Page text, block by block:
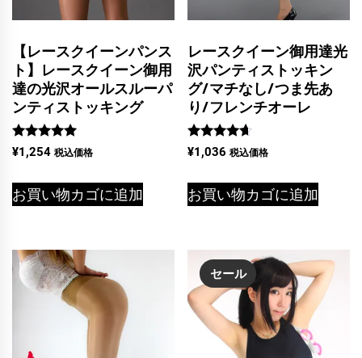
【レースクイーンパンス
ト】レースクイーン御用
達の光沢オールスルーパ
ンティストッキング
5段階中
4.91
¥1,254 税込価格
お買い物カゴに追加
レースクイーン御用達光
沢パンティストッキン
グ/マチなし/つま先あ
り/フレンチオーレ
5段階中
4.50
¥1,036 税込価格
お買い物カゴに追加
セール